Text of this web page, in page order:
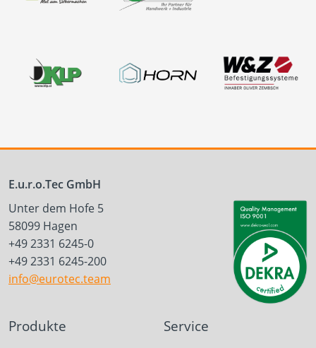
E.u.r.o.Tec GmbH
Unter dem Hofe 5
58099 Hagen
+49 2331 6245-0
+49 2331 6245-200
info@eurotec.team
Produkte Service